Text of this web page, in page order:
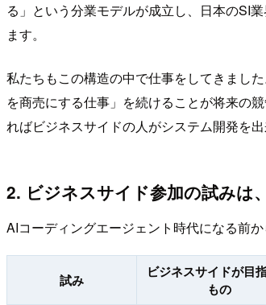
る」という分業モデルが成立し、日本のSI
ます。
私たちもこの構造の中で仕事をしてきまし
を商売にする仕事」を続けることが将来の
ればビジネスサイドの人がシステム開発を
2. ビジネスサイド参加の試みは
AIコーディングエージェント時代になる前
試み
ビジネスサイドが目
もの